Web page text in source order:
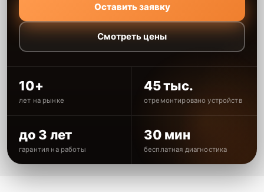
Оставить заявку
Смотреть цены
10+
лет на рынке
45 тыс.
отремонтировано устройств
до 3 лет
гарантия на работы
30 мин
бесплатная диагностика